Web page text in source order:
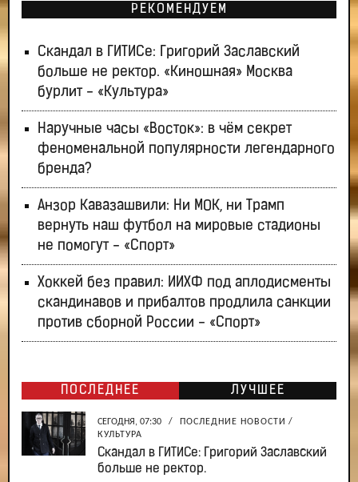
РЕКОМЕНДУЕМ
Скандал в ГИТИСе: Григорий Заславский
больше не ректор. «Киношная» Москва
бурлит - «Культура»
Наручные часы «Восток»: в чём секрет
феноменальной популярности легендарного
бренда?
Анзор Кавазашвили: Ни МОК, ни Трамп
вернуть наш футбол на мировые стадионы
не помогут - «Спорт»
Хоккей без правил: ИИХФ под аплодисменты
скандинавов и прибалтов продлила санкции
против сборной России - «Спорт»
ПОСЛЕДНЕЕ ЛУЧШЕЕ
СЕГОДНЯ, 07:30 / ПОСЛЕДНИЕ НОВОСТИ /
КУЛЬТУРА
Скандал в ГИТИСе: Григорий Заславский
больше не ректор.